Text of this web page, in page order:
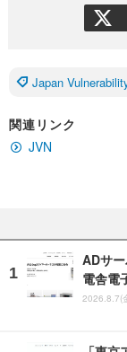
Japan
関連リンク
JVN
ADサ
電舎電
2026.8.7(